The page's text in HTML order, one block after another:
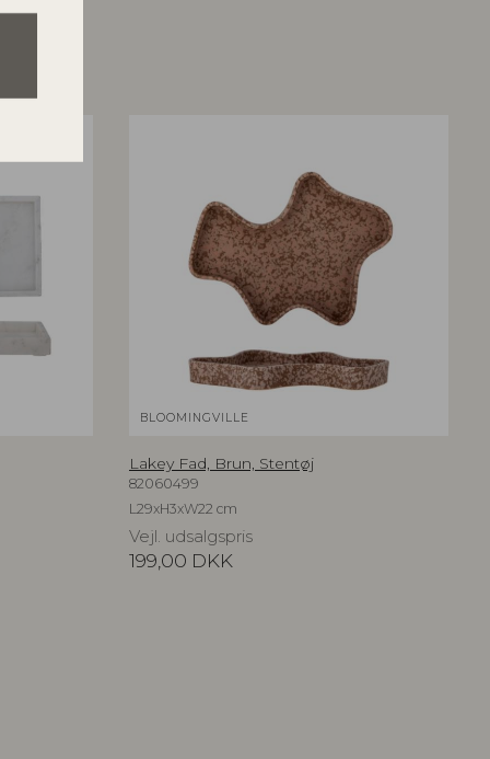
BLOOMINGVILLE
Lakey Fad, Brun, Stentøj
82060499
L29xH3xW22 cm
Vejl. udsalgspris
199,00 DKK